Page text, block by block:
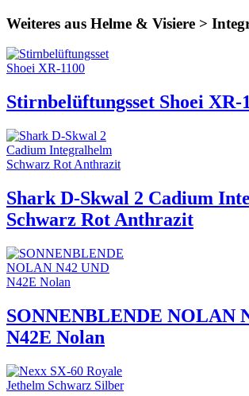
Weiteres aus Helme & Visiere >
Stirnbelüftungsset Shoei XR-
Shark D-Skwal 2 Cadium
Schwarz Rot Anthrazit
SONNENBLENDE NOLAN
N42E Nolan